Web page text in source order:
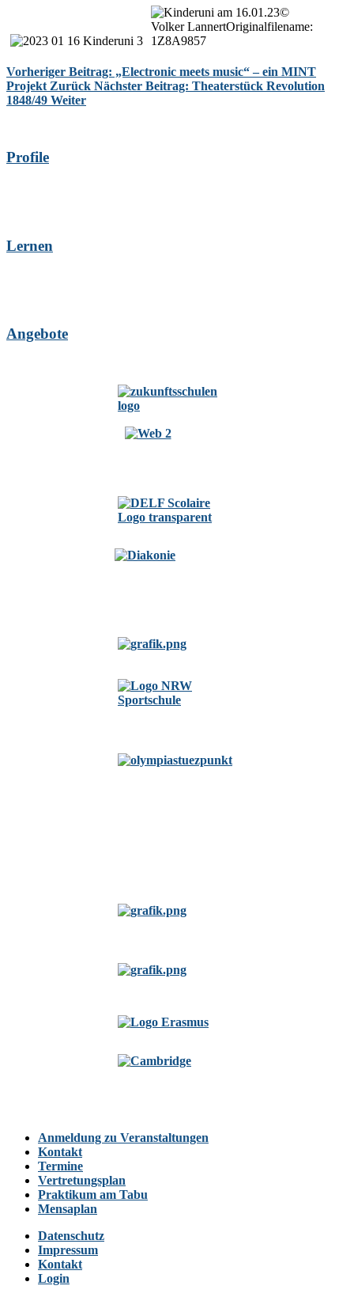
Vorheriger Beitrag: „Electronic meets music“ – ein MINT
Projekt Zurück Nächster Beitrag: Theaterstück Revolution
1848/49 Weiter
Profile
Lernen
Angebote
Anmeldung zu Veranstaltungen
Kontakt
Termine
Vertretungsplan
Praktikum am Tabu
Mensaplan
Datenschutz
Impressum
Kontakt
Login